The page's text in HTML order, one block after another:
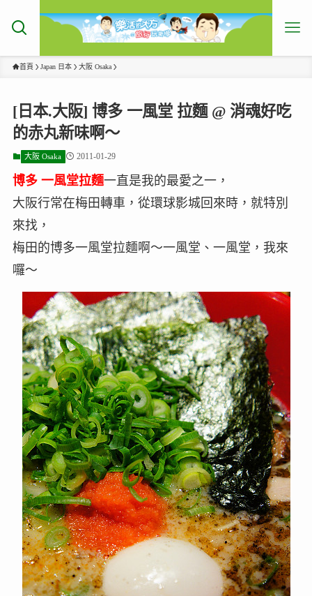
首頁 Japan 日本 大阪 Osaka
[日本.大阪] 博多 一風堂 拉麵 @ 消魂好吃
的赤丸新味啊～
大阪 Osaka 2011-01-29
博多 一風堂拉麵一直是我的最愛之一，
大阪行常在梅田轉車，從環球影城回來時，就特別
來找，
梅田的博多一風堂拉麵啊～一風堂、一風堂，我來
囉～